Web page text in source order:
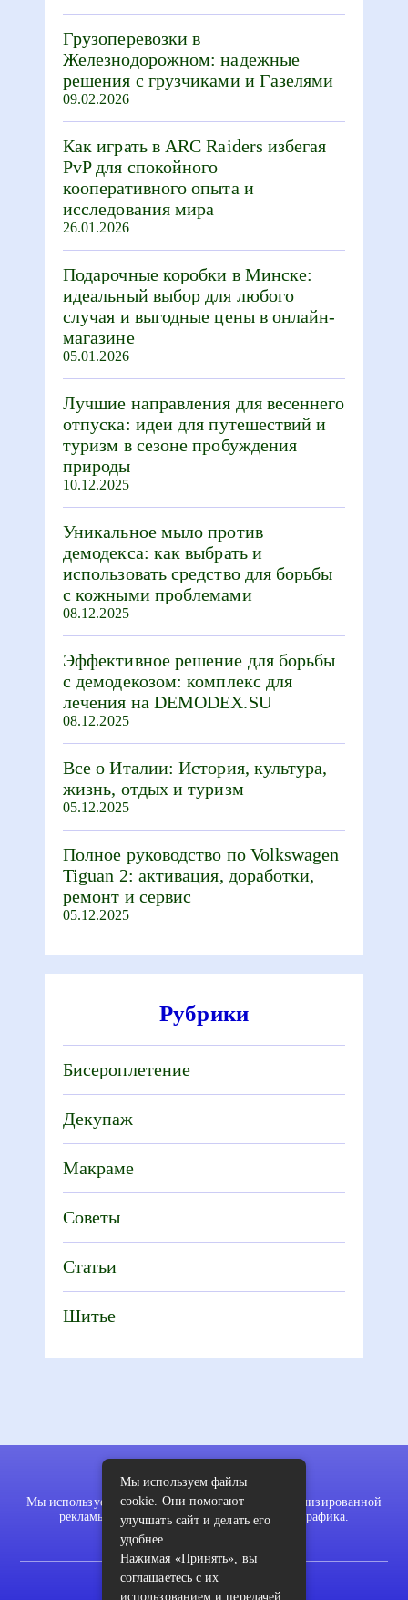
Грузоперевозки в
Железнодорожном: надежные
решения с грузчиками и Газелями
09.02.2026
Как играть в ARC Raiders избегая
PvP для спокойного
кооперативного опыта и
исследования мира
26.01.2026
Подарочные коробки в Минске:
идеальный выбор для любого
случая и выгодные цены в онлайн-
магазине
05.01.2026
Лучшие направления для весеннего
отпуска: идеи для путешествий и
туризм в сезоне пробуждения
природы
10.12.2025
Уникальное мыло против
демодекса: как выбрать и
использовать средство для борьбы
с кожными проблемами
08.12.2025
Эффективное решение для борьбы
с демодекозом: комплекс для
лечения на DEMODEX.SU
08.12.2025
Все о Италии: История, культура,
жизнь, отдых и туризм
05.12.2025
Полное руководство по Volkswagen
Tiguan 2: активация, доработки,
ремонт и сервис
05.12.2025
Рубрики
Бисероплетение
Декупаж
Макраме
Советы
Статьи
Шитье
Мы используем файлы cookie для показа персонализированной
рекламы и/или контента и анализа нашего трафика.
Мы используем файлы
cookie. Они помогают
улучшать сайт и делать его
удобнее.
Нажимая «Принять», вы
соглашаетесь с их
использованием и передачей